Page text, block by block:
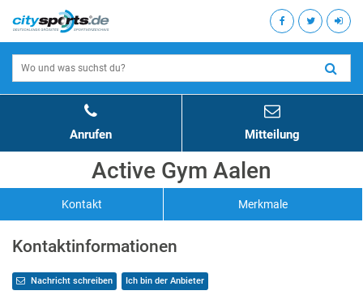
Anrufen Mitteilung
Active Gym Aalen
Kontakt Merkmale
Kontaktinformationen
Nachricht schreiben Ich bin der Anbieter